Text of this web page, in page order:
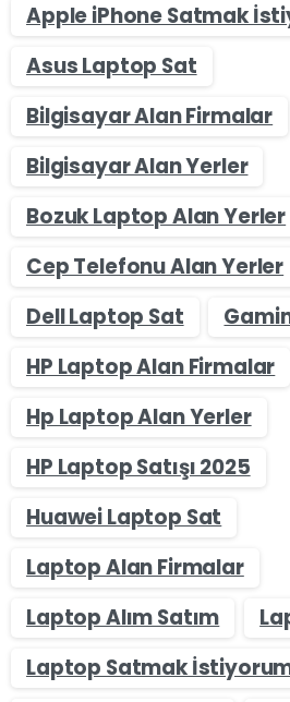
Apple iPhone Satmak
Asus Laptop Sat
Bilgisayar Alan Firmalar
Bilgisayar Alan Yerler
Bozuk Laptop Alan Yerler
Cep Telefonu Alan Yerler
Dell Laptop Sat
HP Laptop Alan Firmalar
Hp Laptop Alan Yerler
HP Laptop Satışı 2025
Huawei Laptop Sat
Laptop Alan Firmalar
Laptop Alım Satım
Laptop Satmak